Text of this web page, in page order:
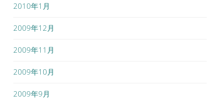
2010年1月
2009年12月
2009年11月
2009年10月
2009年9月